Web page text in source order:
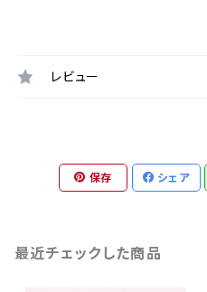
レビュー
保存 シェア
最近チェックした商品